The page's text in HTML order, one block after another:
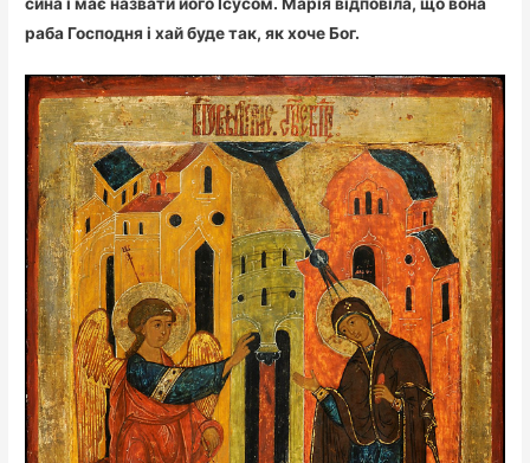
раба Господня і хай буде так, як хоче Бог.